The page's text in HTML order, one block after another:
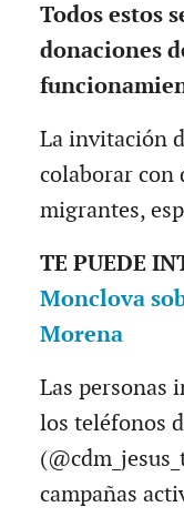
Todos estos
donaciones
La invitación
colaborar con
migrantes,
TE PUEDE
Monclova
Morena
Las personas
los teléfonos
campañas